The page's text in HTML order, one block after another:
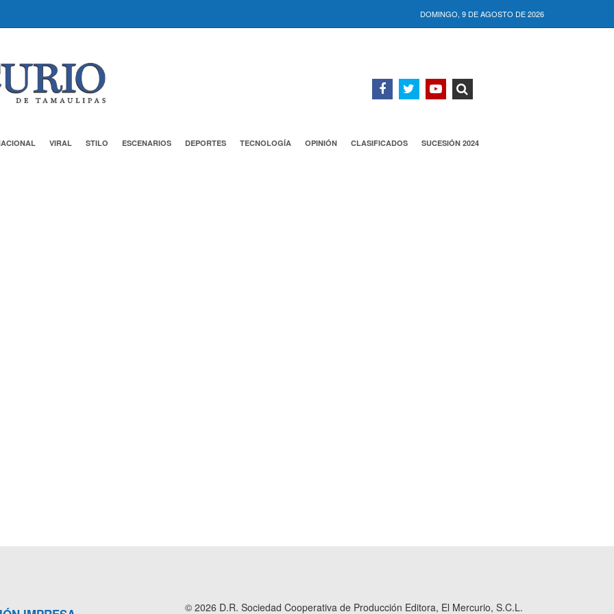
DOMINGO, 9 DE AGOSTO DE 2026
VIRAL STILO ESCENARIOS DEPORTES TECNOLOGÍA OPINIÓN CLASIFICADOS SUCESIÓN 2024
© 2026 D.R. Sociedad Cooperativa de Producción Editora, El Mercurio, S.C.L.